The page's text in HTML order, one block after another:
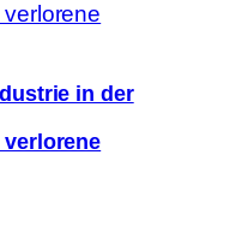
in der